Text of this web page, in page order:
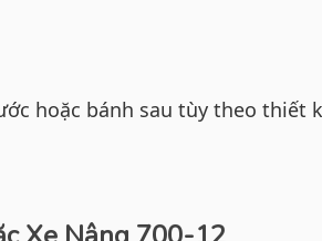
hoặc bánh sau tùy theo thiết